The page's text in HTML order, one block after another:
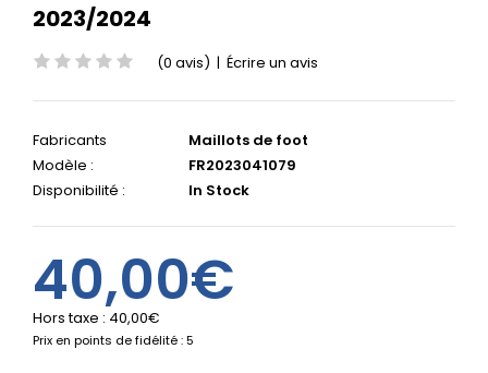
2023/2024
(0 avis) | Écrire un avis
Fabricants
Maillots de foot
Modèle :
FR2023041079
Disponibilité :
In Stock
40,00€
Hors taxe : 40,00€
Prix en points de fidélité : 5